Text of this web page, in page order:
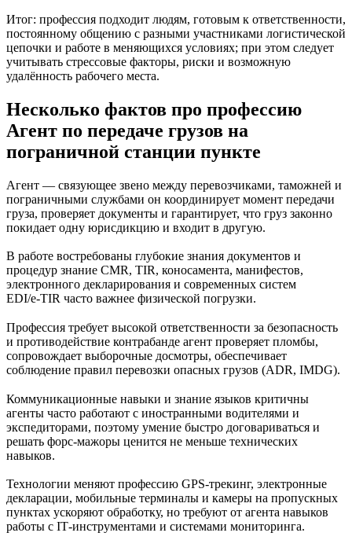
Итог: профессия подходит людям, готовым к ответственности,
постоянному общению с разными участниками логистической
цепочки и работе в меняющихся условиях; при этом следует
учитывать стрессовые факторы, риски и возможную
удалённость рабочего места.
Несколько фактов про профессию
Агент по передаче грузов на
пограничной станции пункте
Агент — связующее звено между перевозчиками, таможней и
пограничными службами он координирует момент передачи
груза, проверяет документы и гарантирует, что груз законно
покидает одну юрисдикцию и входит в другую.
В работе востребованы глубокие знания документов и
процедур знание CMR, TIR, коносамента, манифестов,
электронного декларирования и современных систем
EDI/e‑ТIR часто важнее физической погрузки.
Профессия требует высокой ответственности за безопасность
и противодействие контрабанде агент проверяет пломбы,
сопровождает выборочные досмотры, обеспечивает
соблюдение правил перевозки опасных грузов (ADR, IMDG).
Коммуникационные навыки и знание языков критичны
агенты часто работают с иностранными водителями и
экспедиторами, поэтому умение быстро договариваться и
решать форс‑мажоры ценится не меньше технических
навыков.
Технологии меняют профессию GPS‑трекинг, электронные
декларации, мобильные терминалы и камеры на пропускных
пунктах ускоряют обработку, но требуют от агента навыков
работы с IT‑инструментами и системами мониторинга.